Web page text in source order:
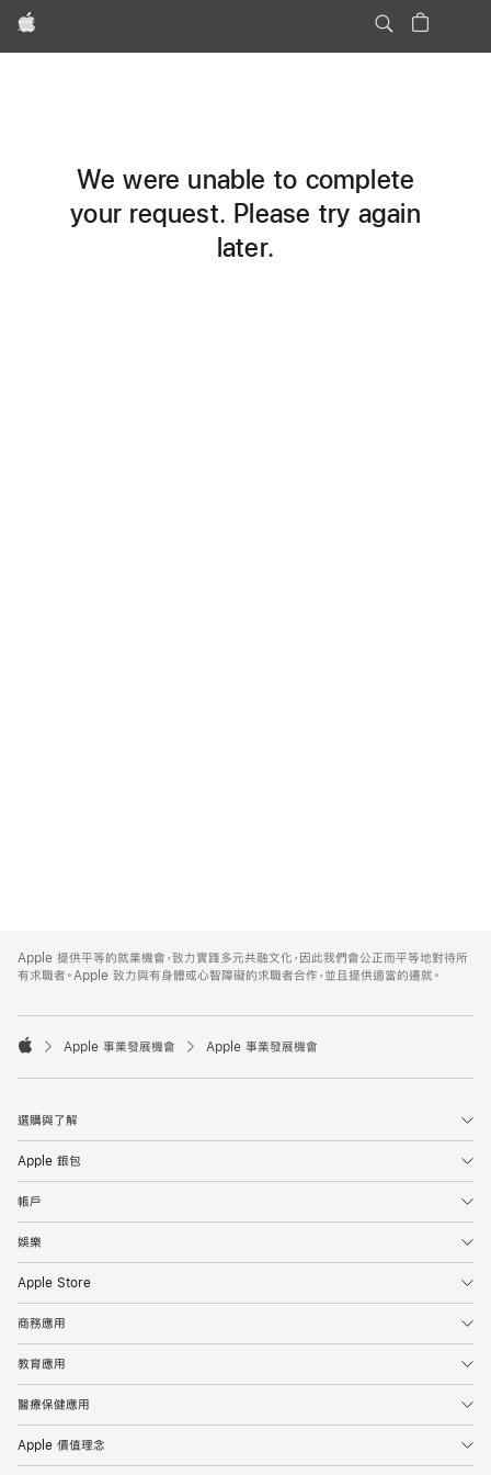
Apple
We were unable to complete
your request. Please try again
later.
Footer
Apple 提供平等的就業機會，致力實踐多元共融文化，因此我們會公正而平等地對待所
有求職者。Apple 致力與有身體或心智障礙的求職者合作，並且提供適當的遷就。

Apple 事業發展機會 Apple 事業發展機會
選購與了解
Apple 銀包
帳戶
娛樂
Apple Store
商務應用
教育應用
醫療保健應用
Apple 價值理念